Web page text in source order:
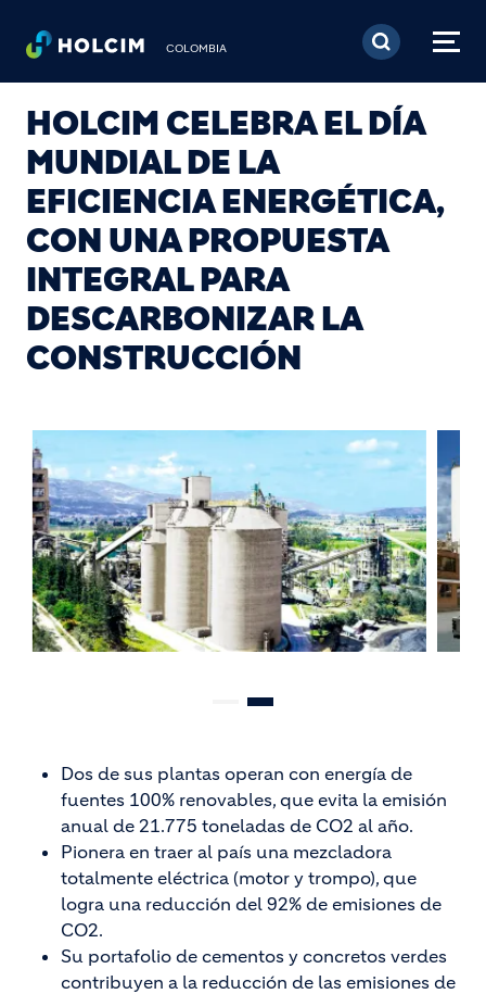
Pasar al contenido
COLOMBIA
HOLCIM CELEBRA EL DÍA
MUNDIAL DE LA
EFICIENCIA ENERGÉTICA,
CON UNA PROPUESTA
INTEGRAL PARA
DESCARBONIZAR LA
CONSTRUCCIÓN
Dos de sus plantas operan con energía de
fuentes 100% renovables, que evita la emisión
anual de 21.775 toneladas de CO2 al año.
Pionera en traer al país una mezcladora
totalmente eléctrica (motor y trompo), que
logra una reducción del 92% de emisiones de
CO2.
Su portafolio de cementos y concretos verdes
contribuyen a la reducción de las emisiones de